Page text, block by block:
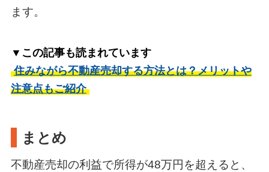
ます。
▼この記事も読まれています
住みながら不動産売却する方法とは？メリットや
注意点もご紹介
まとめ
不動産売却の利益で所得が48万円を超えると、